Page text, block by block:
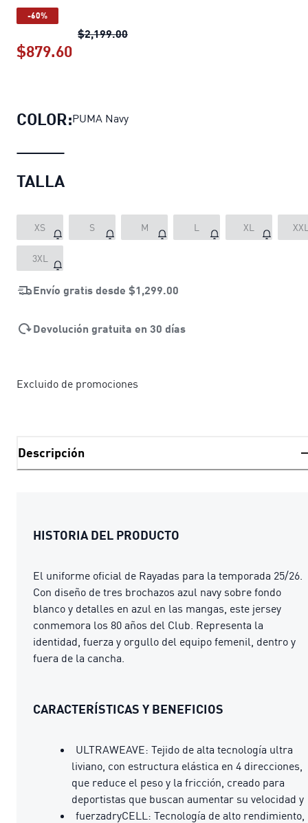
-60%
$2,199.00Jersey Rayados de Monterrey
$879.60
COLOR:PUMA Navy
TALLA
XS S M L XL
3XL
Envío gratis desde $1,299.00
Devolución gratuita en 30 días
Excluido de promociones
Descripción
HISTORIA DEL PRODUCTO
El uniforme oficial de Rayadas para la temporada 25/26.
Con diseño de tres brochazos azul navy sobre fondo
blanco y detalles en azul en las mangas, este jersey
conmemora los 80 años del Club. Representa la
identidad, fuerza y orgullo del equipo femenil, dentro y
fuera de la cancha.
CARACTERÍSTICAS Y BENEFICIOS
ULTRAWEAVE: Tejido de alta tecnología ultra
liviano, con estructura elástica en 4 direcciones,
que reduce el peso y la fricción, creado para
deportistas que buscan aumentar su velocidad y
fuerzadryCELL: Tecnología de alto rendimiento,